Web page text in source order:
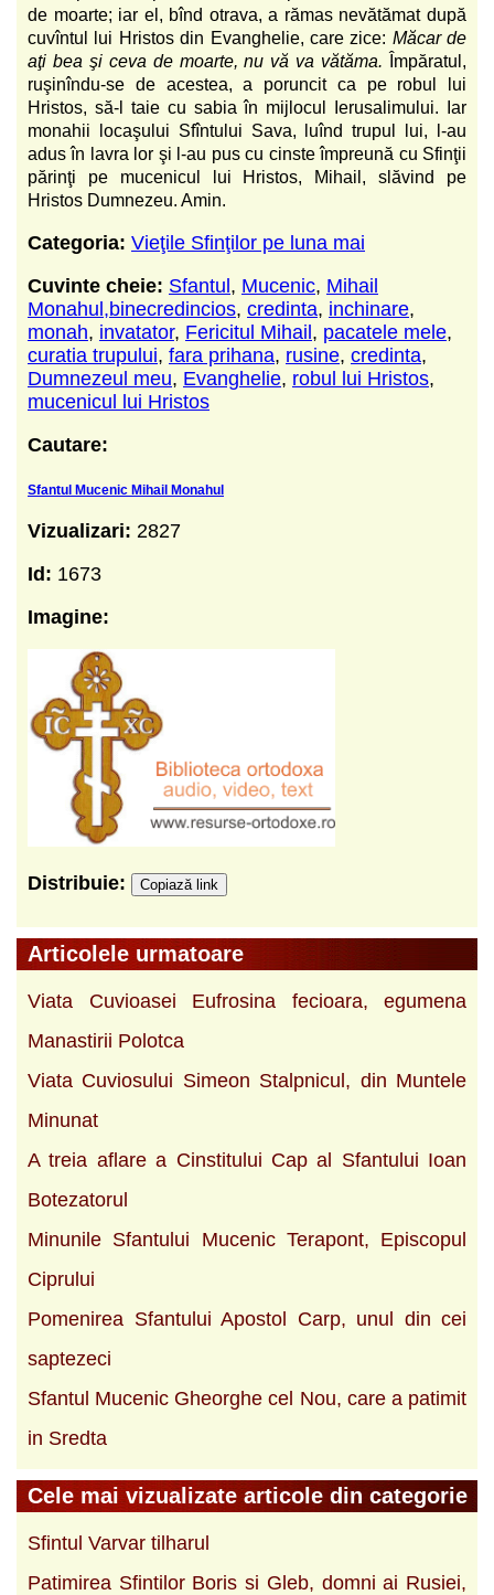
de moarte; iar el, bînd otrava, a rămas nevătămat după
cuvîntul lui Hristos din Evanghelie, care zice: Măcar de
aţi bea şi ceva de moarte, nu vă va vătăma. Împăratul,
ruşinîndu-se de acestea, a poruncit ca pe robul lui
Hristos, să-l taie cu sabia în mijlocul Ierusalimului. Iar
monahii locaşului Sfîntului Sava, luînd trupul lui, l-au
adus în lavra lor şi l-au pus cu cinste împreună cu Sfinţii
părinţi pe mucenicul lui Hristos, Mihail, slăvind pe
Hristos Dumnezeu. Amin.
Categoria: Vieţile Sfinţilor pe luna mai
Cuvinte cheie: Sfantul, Mucenic, Mihail
Monahul,binecredincios, credinta, inchinare,
monah, invatator, Fericitul Mihail, pacatele mele,
curatia trupului, fara prihana, rusine, credinta,
Dumnezeul meu, Evanghelie, robul lui Hristos,
mucenicul lui Hristos
Cautare:
Sfantul Mucenic Mihail Monahul
Vizualizari: 2827
Id: 1673
Imagine:
Distribuie: Copiază link
Articolele urmatoare
Viata Cuvioasei Eufrosina fecioara, egumena
Manastirii Polotca
Viata Cuviosului Simeon Stalpnicul, din Muntele
Minunat
A treia aflare a Cinstitului Cap al Sfantului Ioan
Botezatorul
Minunile Sfantului Mucenic Terapont, Episcopul
Ciprului
Pomenirea Sfantului Apostol Carp, unul din cei
saptezeci
Sfantul Mucenic Gheorghe cel Nou, care a patimit
in Sredta
Cele mai vizualizate articole din categorie
Sfintul Varvar tilharul
Patimirea Sfintilor Boris si Gleb, domni ai Rusiei,